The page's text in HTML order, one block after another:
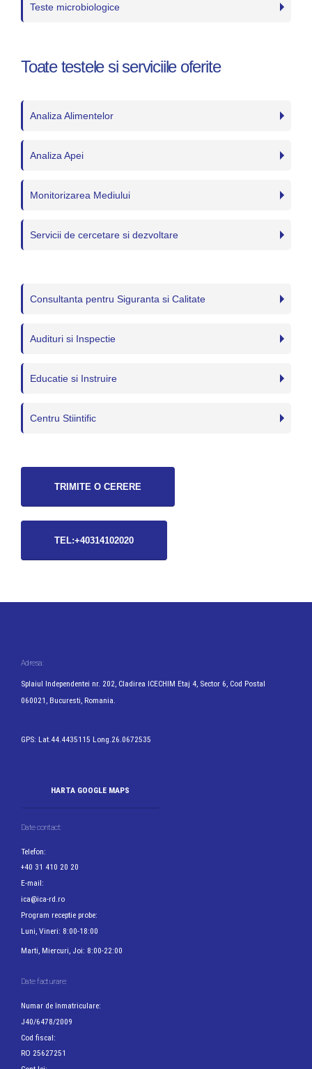
Teste microbiologice
Toate testele si serviciile oferite
Analiza Alimentelor
Analiza Apei
Monitorizarea Mediului
Servicii de cercetare si dezvoltare
Consultanta pentru Siguranta si Calitate
Audituri si Inspectie
Educatie si Instruire
Centru Stiintific
TRIMITE O CERERE
TEL:+40314102020
Adresa:
Splaiul Independentei nr. 202, Cladirea ICECHIM Etaj 4, Sector 6, Cod Postal
060021, Bucuresti, Romania.
GPS: Lat.44.4435115 Long.26.0672535
HARTA GOOGLE MAPS
Date contact:
Telefon:
+40 31 410 20 20
E-mail:
ica@ica-rd.ro
Program receptie probe:
Luni, Vineri: 8:00-18:00
Marti, Miercuri, Joi: 8:00-22:00
Date facturare:
Numar de înmatriculare:
J40/6478/2009
Cod fiscal:
RO 25627251